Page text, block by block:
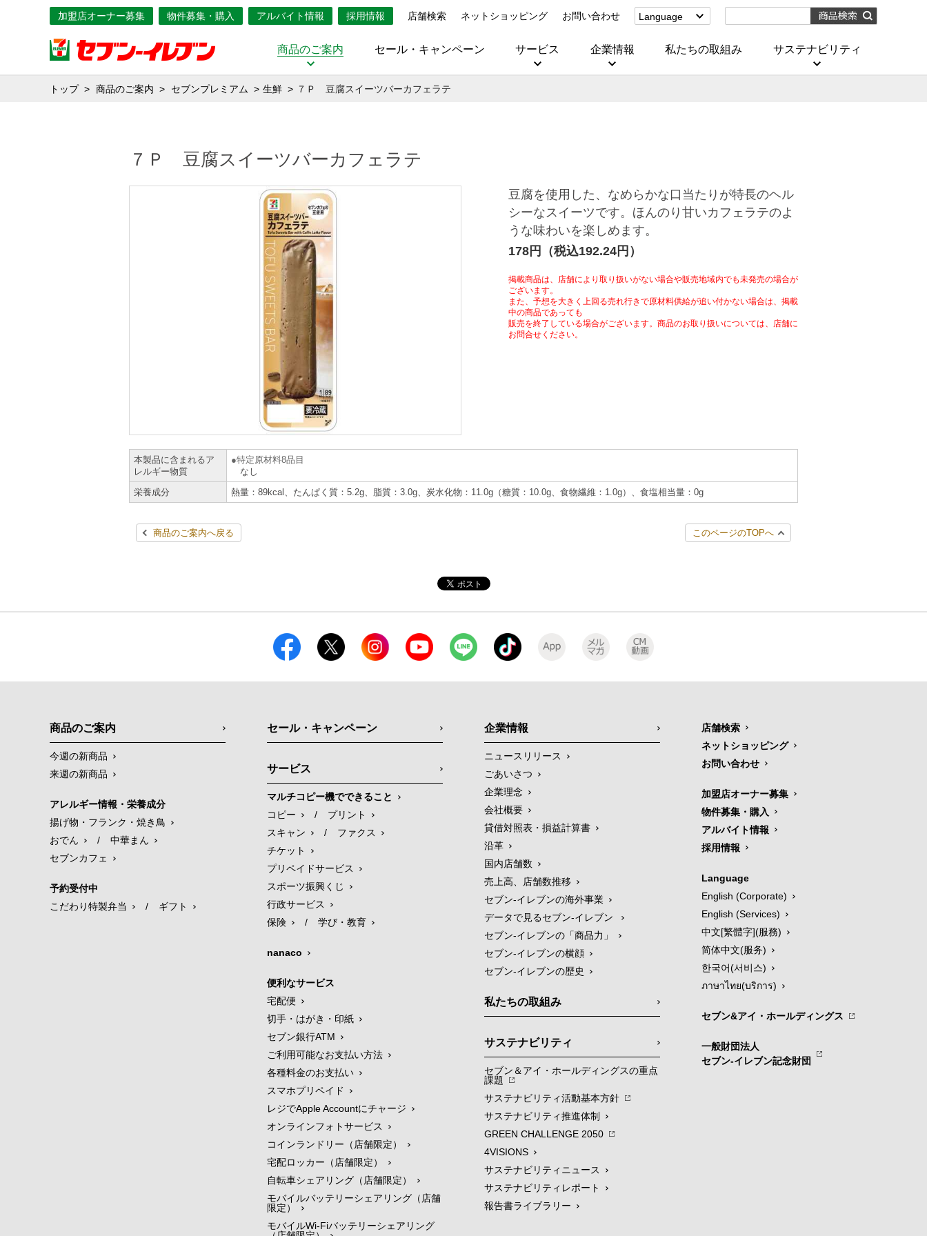
加盟店オーナー募集 物件募集・購入 アルバイト情報 採用情報 店舗検索 ネットショッピング お問い合わせ
Language
(Corporate)
商品のご案内 セール・キャンペーン サービス 企業情報 私たちの取組み サステナビリティ
トップ 商品のご案内 セブンプレミアム 生鮮 ７Ｐ 豆腐スイーツバーカフェラテ
７Ｐ 豆腐スイーツバーカフェラテ
豆腐を使用した、なめらかな口当たりが特長のヘル
シーなスイーツです。ほんのり甘いカフェラテのよ
うな味わいを楽しめます。
178円（税込192.24円）
掲載商品は、店舗により取り扱いがない場合や販売地域内でも未発売の場合が
ございます。
また、予想を大きく上回る売れ行きで原材料供給が追い付かない場合は、掲載
中の商品であっても
販売を終了している場合がございます。商品のお取り扱いについては、店舗に
お問合せください。
本製品に含まれるア
レルギー物質
特定原材料8品目
なし
栄養成分
熱量：89kcal、たんぱく質：5.2g、脂質：3.0g、炭水化物：11.0g（糖質：10.0g、食物繊維：1.0g）、食塩相当量：0g
商品のご案内へ戻る このページのTOPへ
商品のご案内
今週の新商品
来週の新商品
アレルギー情報・栄養成分
揚げ物・フランク・焼き鳥
おでん
/
中華まん
セブンカフェ
予約受付中
こだわり特製弁当
/ ギフト
セール・キャンペーン
サービス
マルチコピー機でできること
コピー
/
プリント
スキャン
/
ファクス
チケット
プリペイドサービス
スポーツ振興くじ
行政サービス
保険
/ 学び・教育
nanaco
便利なサービス
宅配便
切手・はがき・印紙
セブン銀行ATM
ご利用可能なお支払い方法
各種料金のお支払い
スマホプリペイド
レジでApple Accountにチャージ
オンラインフォトサービス
コインランドリー（店舗限定）
宅配ロッカー（店舗限定）
自転車シェアリング（店舗限定）
モバイルバッテリーシェアリング（店舗
限定）
モバイルWi-Fiバッテリーシェアリング
企業情報
ニュースリリース
ごあいさつ
企業理念
会社概要
貸借対照表・損益計算書
沿革
国内店舗数
売上高、店舗数推移
セブン‐イレブンの海外事業
データで見るセブン‐イレブン
セブン‐イレブンの「商品力」
セブン-イレブンの横顔
セブン-イレブンの歴史
私たちの取組み
サステナビリティ
セブン＆アイ・ホールディングスの重点
課題
サステナビリティ活動基本方針
サステナビリティ推進体制
GREEN CHALLENGE 2050
4VISIONS
サステナビリティニュース
サステナビリティレポート
報告書ライブラリー
店舗検索
ネットショッピング
お問い合わせ
加盟店オーナー募集
物件募集・購入
アルバイト情報
採用情報
Language
English (Corporate)
English (Services)
中文[繁體字](服務)
简体中文(服务)
한국어(서비스)
ภาษาไทย(บริการ)
セブン&アイ・ホールディングス
一般財団法人
セブン-イレブン記念財団